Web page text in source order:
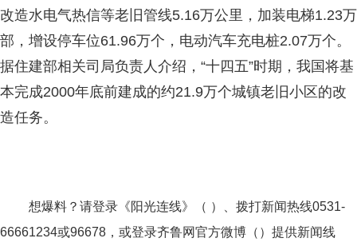
改造水电气热信等老旧管线5.16万公里，加装电梯1.23万
部，增设停车位61.96万个，电动汽车充电桩2.07万个。
据住建部相关司局负责人介绍，“十四五”时期，我国将基
本完成2000年底前建成的约21.9万个城镇老旧小区的改
造任务。
想爆料？请登录《阳光连线》（ ）、拨打新闻热线0531-
66661234或96678，或登录齐鲁网官方微博（）提供新闻线